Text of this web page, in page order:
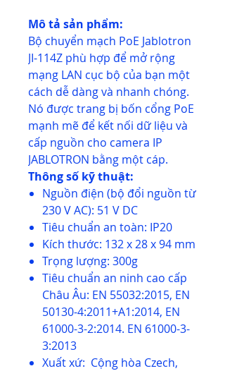
Mô tả sản phẩm:
Bộ chuyển mạch PoE Jablotron
JI-114Z phù hợp để mở rộng
mạng LAN cục bộ của bạn một
cách dễ dàng và nhanh chóng.
Nó được trang bị bốn cổng PoE
mạnh mẽ để kết nối dữ liệu và
cấp nguồn cho camera IP
JABLOTRON bằng một cáp.
Thông số kỹ thuật:
Nguồn điện (bộ đổi nguồn từ
230 V AC): 51 V DC
Tiêu chuẩn an toàn: IP20
Kích thước: 132 x 28 x 94 mm
Trọng lượng: 300g
Tiêu chuẩn an ninh cao cấp
Châu Âu: EN 55032:2015, EN
50130-4:2011+A1:2014, EN
61000-3-2:2014. EN 61000-3-
3:2013
Xuất xứ: Cộng hòa Czech,